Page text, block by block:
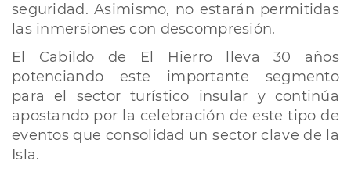
seguridad. Asimismo, no estarán permitidas
las inmersiones con descompresión.
El Cabildo de El Hierro lleva 30 años
potenciando este importante segmento
para el sector turístico insular y continúa
apostando por la celebración de este tipo de
eventos que consolidad un sector clave de la
Isla.